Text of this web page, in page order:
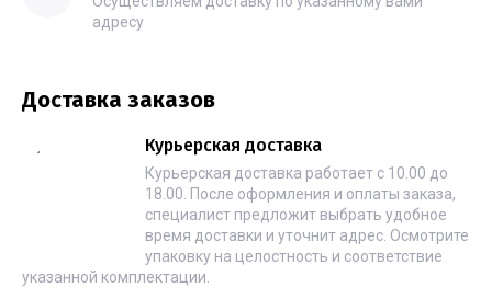
адресу
Доставка заказов
Курьерская доставка
Курьерская доставка работает с 10.00 до
18.00. После оформления и оплаты заказа,
специалист предложит выбрать удобное
время доставки и уточнит адрес. Осмотрите
упаковку на целостность и соответствие
указанной комплектации.